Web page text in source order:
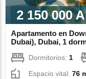
2 150 000
Apartamento en
Dubai), Dubai, 1
Dormitorios: 1
Espacio vital:76